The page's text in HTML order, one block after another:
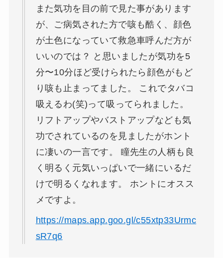
また気功を目の前で見た事があります
が、ご病気された方で咳も酷く、顔色
が土色になっていて救急車呼んだ方が
いいのでは？ と思いましたが気功を5
分〜10分ほど受けられたら顔色がもど
り咳も止まってました。 これでタバコ
吸えるわ(笑)って吸ってられました。
リフトアップやバストアップなども気
功でされているのを見ましたがホント
に凄いの一言です。 瞳先生の人柄も良
く明るく元気いっぱいで一緒にいるだ
けで明るくなれます。 ホントにオスス
メですよ。
https://maps.app.goo.gl/c55xtp33Urmc
sR7q6